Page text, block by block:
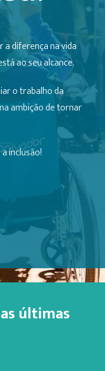
diferença na vida
ao seu alcance.
o trabalho da
ambição de tornar
inclusão!
últimas